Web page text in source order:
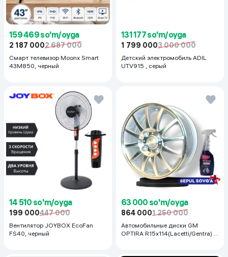
159 469 so'm/oyga
2 187 0002 687 000
Смарт телевизор Moonx Smart
43M850, черный
131 177 so'm/oyga
1 799 0003 000 000
Детский электромобиль ADIL
UTV915 , серый
14 510 so'm/oyga
199 000447 000
Вентилятор JOYBOX EcoFan
FS40, черный
63 000 so'm/oyga
864 0001 250 000
Автомобильные диски GM
OPTIRA R15x114(Lacetti/Gentra) 1